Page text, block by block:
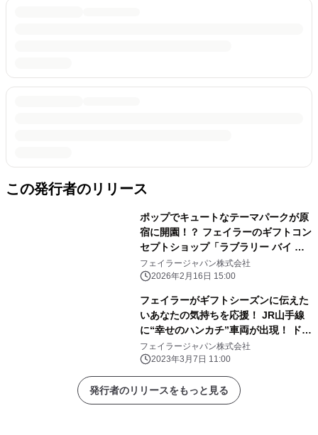
この発行者のリリース
ポップでキュートなテーマパークが原
宿に開園！？ フェイラーのギフトコン
セプトショップ「ラブラリー バイ フ
ェイラー」 10周年記念！体験型ポッ
プアップイベント 「LOVERARY
フェイラージャパン株式会社
2026年2月16日 15:00
フェイラーがギフトシーズンに伝えた
いあなたの気持ちを応援！ JR山手線
に“幸せのハンカチ”車両が出現！ ドイ
ツの人気ブランド・フェイラーのカラ
フルなハンカチが中づりをジャック！
フェイラージャパン株式会社
2023年3月7日 11:00
発行者のリリースをもっと見る